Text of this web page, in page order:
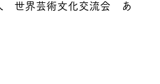
世界芸術文化交流会　あ